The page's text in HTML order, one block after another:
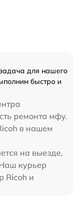
для нашего
быстро и
ремонта мфу.
в нашем
на выезде,
курьер
Ricoh и